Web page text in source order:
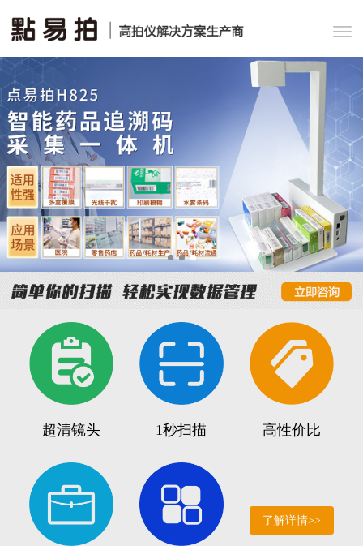
超清镜头 1秒扫描 高性价比
了解详情>>